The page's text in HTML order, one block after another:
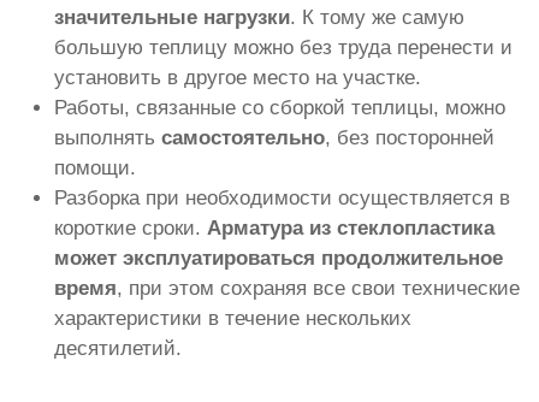
значительные нагрузки. К тому же самую
большую теплицу можно без труда перенести и
установить в другое место на участке.
Работы, связанные со сборкой теплицы, можно
выполнять самостоятельно, без посторонней
помощи.
Разборка при необходимости осуществляется в
короткие сроки. Арматура из стеклопластика
может эксплуатироваться продолжительное
время, при этом сохраняя все свои технические
характеристики в течение нескольких
десятилетий.